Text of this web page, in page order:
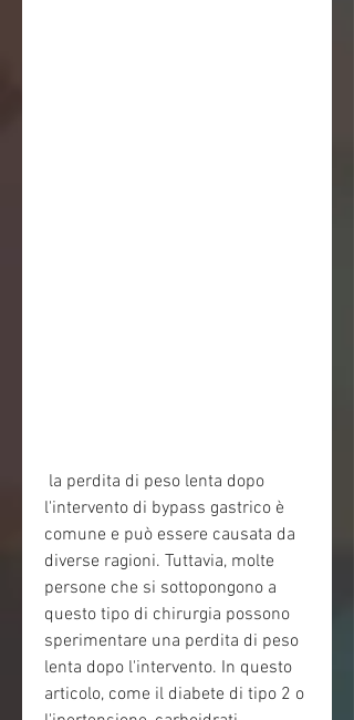
l'intervento di bypass gastrico è
comune e può essere causata da
diverse ragioni. Tuttavia, molte
persone che si sottopongono a
questo tipo di chirurgia possono
sperimentare una perdita di peso
lenta dopo l'intervento. In questo
articolo, come il diabete di tipo 2 o